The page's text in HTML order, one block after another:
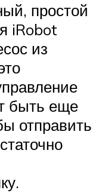
простой
iRobot
из
быть еще
отправить